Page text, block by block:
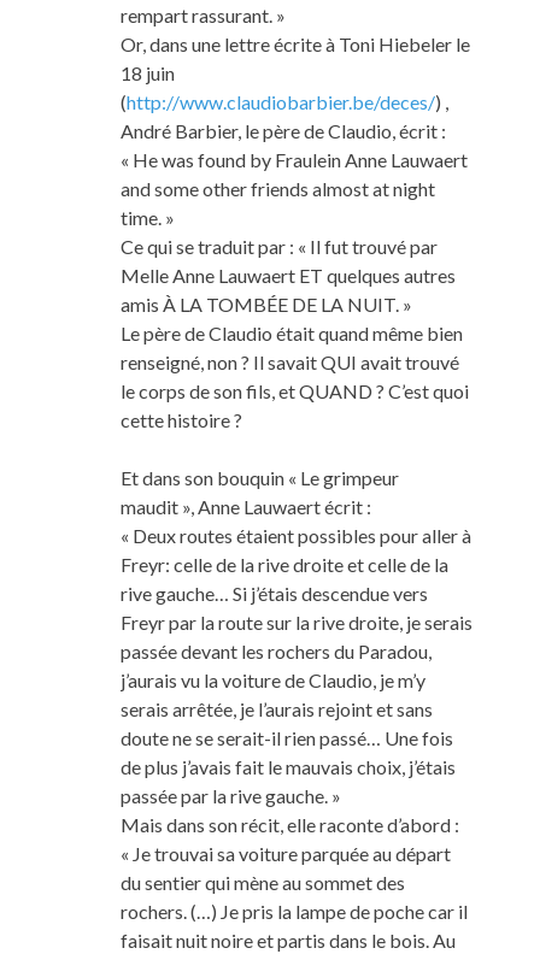
rempart rassurant. »
Or, dans une lettre écrite à Toni Hiebeler le
18 juin
(http://www.claudiobarbier.be/deces/) ,
André Barbier, le père de Claudio, écrit :
« He was found by Fraulein Anne Lauwaert
and some other friends almost at night
time. »
Ce qui se traduit par : « Il fut trouvé par
Melle Anne Lauwaert ET quelques autres
amis À LA TOMBÉE DE LA NUIT. »
Le père de Claudio était quand même bien
renseigné, non ? Il savait QUI avait trouvé
le corps de son fils, et QUAND ? C’est quoi
cette histoire ?
Et dans son bouquin « Le grimpeur
maudit », Anne Lauwaert écrit :
« Deux routes étaient possibles pour aller à
Freyr: celle de la rive droite et celle de la
rive gauche… Si j’étais descendue vers
Freyr par la route sur la rive droite, je serais
passée devant les rochers du Paradou,
j’aurais vu la voiture de Claudio, je m’y
serais arrêtée, je l’aurais rejoint et sans
doute ne se serait-il rien passé… Une fois
de plus j’avais fait le mauvais choix, j’étais
passée par la rive gauche. »
Mais dans son récit, elle raconte d’abord :
« Je trouvai sa voiture parquée au départ
du sentier qui mène au sommet des
rochers. (…) Je pris la lampe de poche car il
faisait nuit noire et partis dans le bois. Au